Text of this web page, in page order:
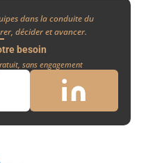
dans la conduite du
décider et avancer.
besoin
sans engagement